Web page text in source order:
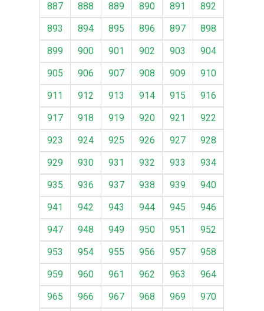
887
888 889 890 891
892
893
894 895 896 897
898
899
900 901 902 903
904
905
906 907 908 909
910
911
912 913 914 915
916
917
918 919 920 921
922
923
924 925 926 927
928
929
930 931 932 933
934
935
936 937 938 939
940
941
942 943 944 945
946
947
948 949 950 951
952
953
954 955 956 957
958
959
960 961 962 963
964
965
966 967 968 969
970